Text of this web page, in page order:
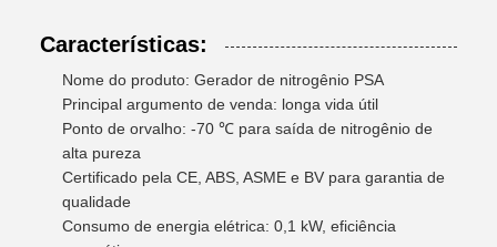
Características:
Nome do produto: Gerador de nitrogênio PSA
Principal argumento de venda: longa vida útil
Ponto de orvalho: -70 ℃ para saída de nitrogênio de
alta pureza
Certificado pela CE, ABS, ASME e BV para garantia de
qualidade
Consumo de energia elétrica: 0,1 kW, eficiência